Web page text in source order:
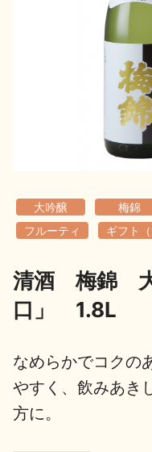
歳時記
大吟醸 梅錦
フルーティ
ギフト（
清酒 梅錦 大
口」 1.8L
なめらかでコクの
やすく、飲みあき
方に。